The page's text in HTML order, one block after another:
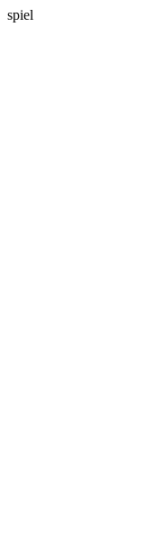
spiel